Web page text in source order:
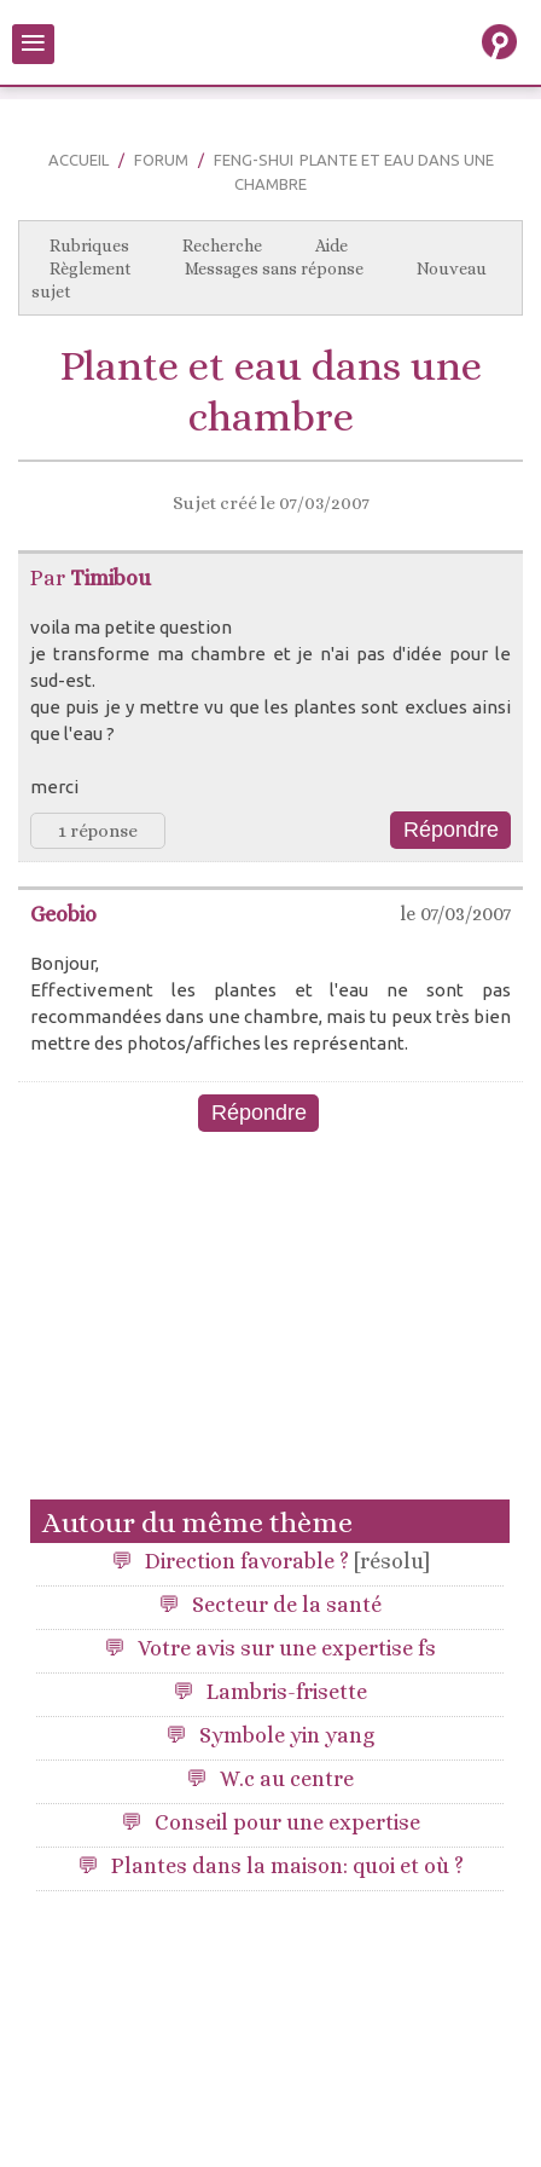
≡
ACCUEIL FORUM FENG-SHUI PLANTE ET EAU DANS UNE
CHAMBRE
Rubriques Recherche
Aide
Règlement
Messages sans réponse
Nouveau
sujet
Plante et eau dans une
chambre
Sujet créé le 07/03/2007
Par Timibou
voila ma petite question
je transforme ma chambre et je n'ai pas d'idée pour le
sud-est.
que puis je y mettre vu que les plantes sont exclues ainsi
que l'eau ?
merci
1 réponse
Geobio le 07/03/2007
Bonjour,
Effectivement les plantes et l'eau ne sont pas
recommandées dans une chambre, mais tu peux très bien
mettre des photos/affiches les représentant.
Autour du même thème
Direction favorable ? [résolu]
Secteur de la santé
Votre avis sur une expertise fs
Lambris-frisette
Symbole yin yang
W.c au centre
Conseil pour une expertise
Plantes dans la maison: quoi et où ?